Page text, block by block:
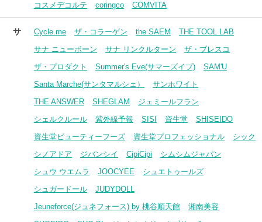
コスメデコルテ
coringco COMVITA
サ Cycle.me ザ・コラーゲン the SAEM
THE TOOL LAB
サナ ニューボーン
サナ リンクルターン
ザ・ブレスコ
ザ・プロダクト
Summer's Eve(サマーズイブ)
SAM'U
Santa Marche(サンタマルシェ）
サンホワイト
THE ANSWER
SHEGLAM
ジェミールフラン
シェルクルール
紫外線予報 SISI 資生堂
SHISEIDO
資生堂ビューティーフーズ
資生堂プロフェッショナル
シック
シノアドア
ジバンシイ CipiCipi
シムシムジャパン
シュウ ウエムラ
JOOCYEE
シュエトゥールズ
シュガードール
JUDYDOLL
Jeuneforce(ジュネフォース) by 桃谷順天館
湘南美容